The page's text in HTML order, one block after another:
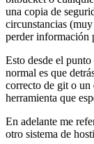
una copia de
circunstancias
perder información
Esto desde el
normal es que
correcto de git o un
herramienta que
En adelante me
otro sistema de